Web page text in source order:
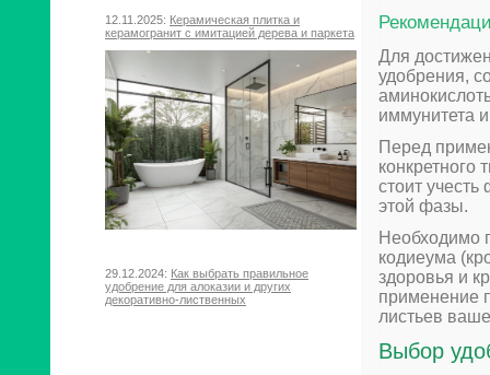
12.11.2025: Керамическая плитка и
керамогранит с имитацией дерева и паркета
29.12.2024: Как выбрать правильное
удобрение для алоказии и других
декоративно-лиственных
Для
удобрения,
иммунитета
Перед
конкретного
стоит
этой фазы.
Необходимо
кодиеума
здоровья и
применение
листьев
Выбор